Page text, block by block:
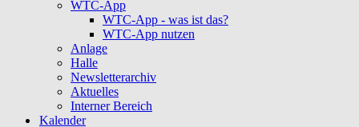
WTC-App
WTC-App - was ist das?
WTC-App nutzen
Anlage
Halle
Newsletterarchiv
Aktuelles
Interner Bereich
Kalender